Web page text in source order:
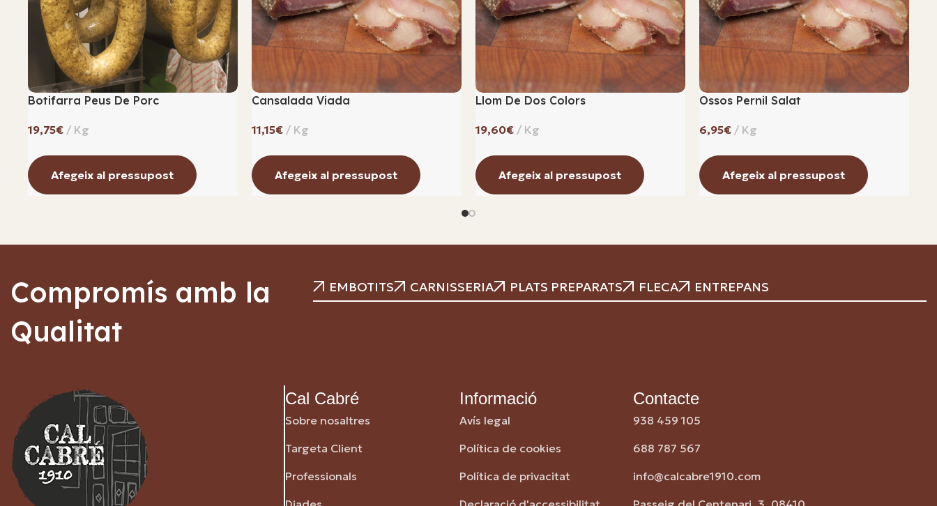
Botifarra Peus De Porc
€
Afegeix al pressupost
Cansalada Viada
€
Afegeix al pressupost
Llom De Dos Colors
€
Afegeix al pressupost
Ossos Pernil Salat
€
Afegeix al pressupost
Compromís amb la
Qualitat
EMBOTITS CARNISSERIA PLATS PREPARATS FLECA ENTREPANS
Cal Cabré
Sobre nosaltres
Targeta Client
Professionals
Informació
Avís legal
Política de cookies
Política de privacitat
Contacte
938 459 105
688 787 567
info@calcabre1910.com